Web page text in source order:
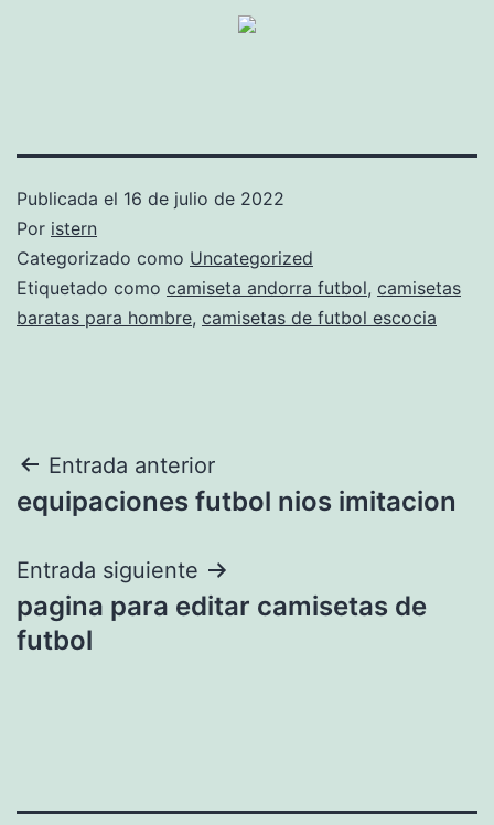
Publicada el 16 de julio de 2022
Por istern
Categorizado como Uncategorized
Etiquetado como camiseta andorra futbol, camisetas
baratas para hombre, camisetas de futbol escocia
Navegación
de
entradas
Entrada anterior
equipaciones futbol nios imitacion
Entrada siguiente
pagina para editar camisetas de
futbol